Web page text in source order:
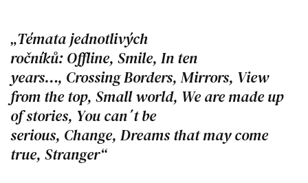
Témata jednotlivých
ročníků: Offline, Smile, In ten
years…, Crossing Borders, Mirrors, View
from the top, Small world, We are made up
of stories, You can´t be
serious, Change, Dreams that may come
true, Stranger